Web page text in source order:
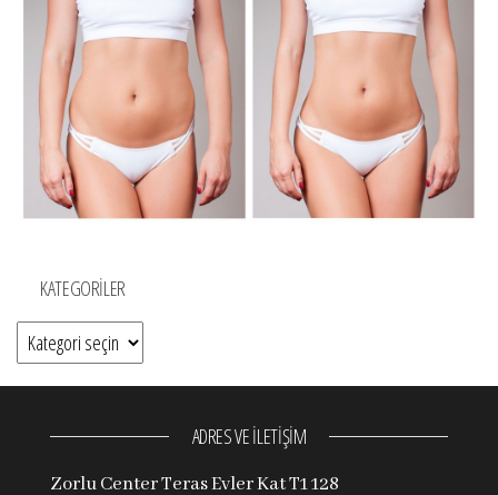
KATEGORILER
Kategoriler
ADRES VE İLETİŞİM
Zorlu Center Teras Evler Kat T1 128